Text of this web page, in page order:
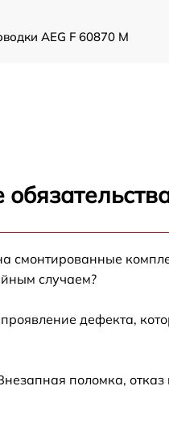
AEG F 60870 M
AEG F 60870 M
смонтированные
случаем?
дефекта,
поломка,